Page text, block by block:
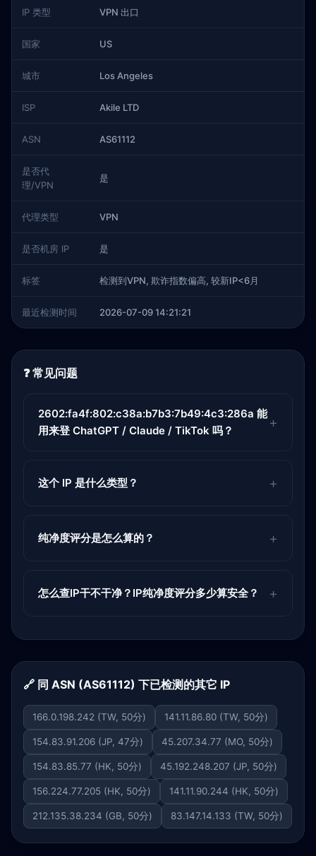
IP 类型 VPN 出口
国家 US
城市 Los Angeles
ISP Akile LTD
ASN AS61112
是否代
理/VPN
是
代理类型 VPN
是否机房 IP 是
标签 检测到VPN, 欺诈指数偏高, 较新IP<6月
最近检测时间 2026-07-09 14:21:21
❓ 常见问题
2602:fa4f:802:c38a:b7b3:7b49:4c3:286a 能
用来登 ChatGPT / Claude / TikTok 吗？
这个 IP 是什么类型？
纯净度评分是怎么算的？
怎么查IP干不干净？IP纯净度评分多少算安全？
🔗 同 ASN (AS61112) 下已检测的其它 IP
166.0.198.242 (TW, 50分) 141.11.86.80 (TW, 50分)
154.83.91.206 (JP, 47分) 45.207.34.77 (MO, 50分)
154.83.85.77 (HK, 50分) 45.192.248.207 (JP, 50分)
156.224.77.205 (HK, 50分) 141.11.90.244 (HK, 50分)
212.135.38.234 (GB, 50分) 83.147.14.133 (TW, 50分)